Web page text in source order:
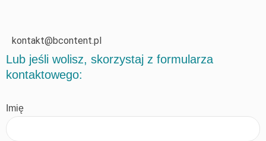
kontakt@bcontent.pl
Lub jeśli wolisz, skorzystaj z formularza
kontaktowego:
Imię